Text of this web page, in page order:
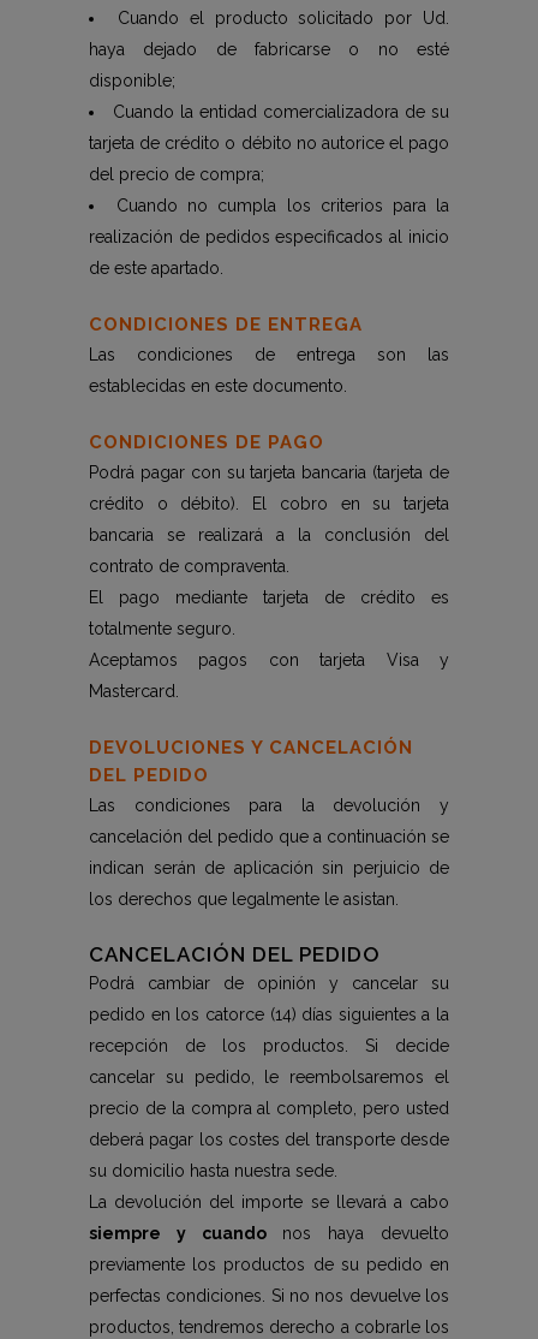
Cuando el producto solicitado por Ud.
haya dejado de fabricarse o no esté
disponible;
Cuando la entidad comercializadora de su
tarjeta de crédito o débito no autorice el pago
del precio de compra;
Cuando no cumpla los criterios para la
realización de pedidos especificados al inicio
de este apartado.
CONDICIONES DE ENTREGA
Las condiciones de entrega son las
establecidas en este documento.
CONDICIONES DE PAGO
Podrá pagar con su tarjeta bancaria (tarjeta de
crédito o débito). El cobro en su tarjeta
bancaria se realizará a la conclusión del
contrato de compraventa.
El pago mediante tarjeta de crédito es
totalmente seguro.
Aceptamos pagos con tarjeta Visa y
Mastercard.
DEVOLUCIONES Y CANCELACIÓN
DEL PEDIDO
Las condiciones para la devolución y
cancelación del pedido que a continuación se
indican serán de aplicación sin perjuicio de
los derechos que legalmente le asistan.
CANCELACIÓN DEL PEDIDO
Podrá cambiar de opinión y cancelar su
pedido en los catorce (14) días siguientes a la
recepción de los productos. Si decide
cancelar su pedido, le reembolsaremos el
precio de la compra al completo, pero usted
deberá pagar los costes del transporte desde
su domicilio hasta nuestra sede.
La devolución del importe se llevará a cabo
siempre y cuandonos haya devuelto
previamente los productos de su pedido en
perfectas condiciones. Si no nos devuelve los
productos, tendremos derecho a cobrarle los